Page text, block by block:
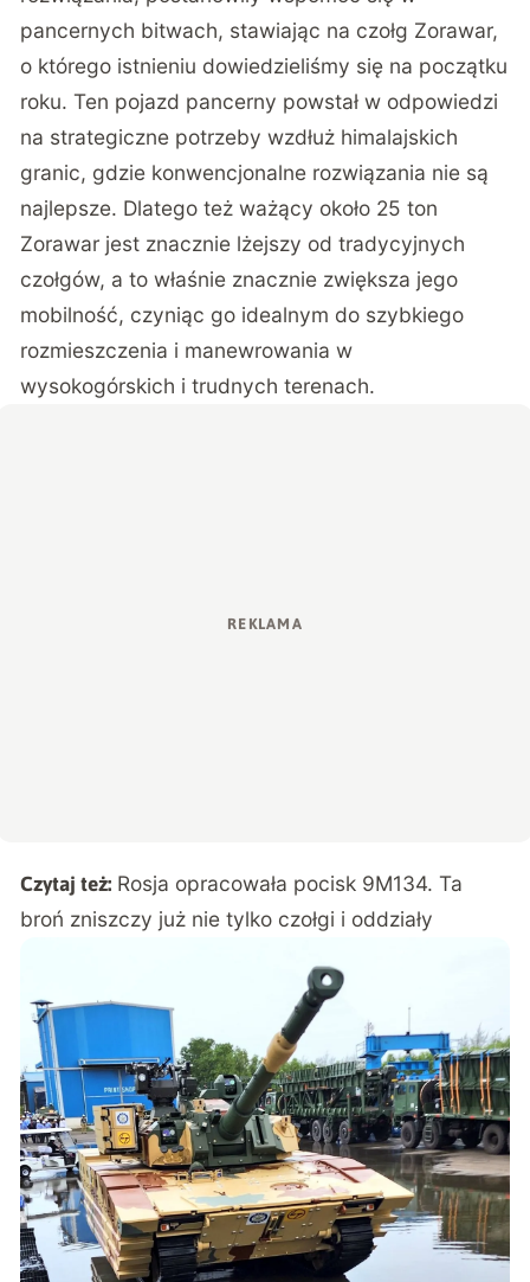
pancernych bitwach, stawiając na czołg Zorawar,
o którego istnieniu dowiedzieliśmy się na początku
roku. Ten pojazd pancerny powstał w odpowiedzi
na strategiczne potrzeby wzdłuż himalajskich
granic, gdzie konwencjonalne rozwiązania nie są
najlepsze. Dlatego też ważący około 25 ton
Zorawar jest znacznie lżejszy od tradycyjnych
czołgów, a to właśnie znacznie zwiększa jego
mobilność, czyniąc go idealnym do szybkiego
rozmieszczenia i manewrowania w
wysokogórskich i trudnych terenach.
Czytaj też: Rosja opracowała pocisk 9M134. Ta
broń zniszczy już nie tylko czołgi i oddziały